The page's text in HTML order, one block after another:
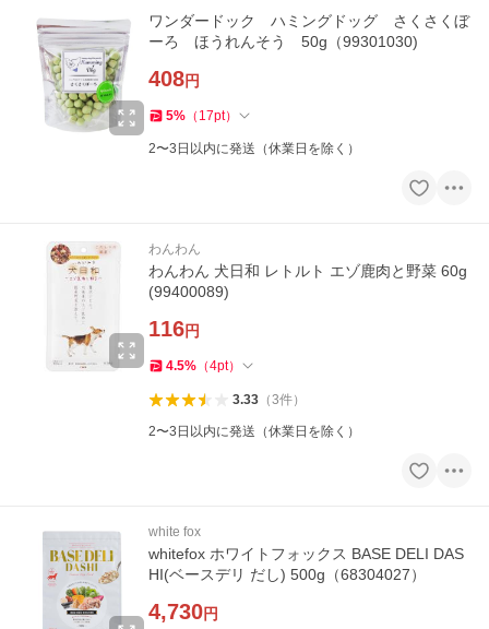
ワンダードック ハミングドッグ さくさくぼ
ーろ ほうれんそう 50g（99301030)
408円
5% （ 17pt）
2〜3日以内に発送（休業日を除く）
わんわん
わんわん 犬日和 レトルト エゾ鹿肉と野菜 60g
(99400089)
116円
4.5% （4pt）
3.33（3件）
2〜3日以内に発送（休業日を除く）
white fox
whitefox ホワイトフォックス BASE DELI DAS
HI(ベースデリ だし) 500g（68304027）
4,730円